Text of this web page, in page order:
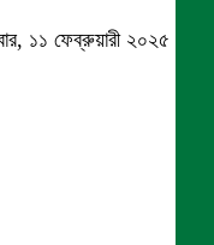
১১ ফেব্রুয়ারী ২০২৫